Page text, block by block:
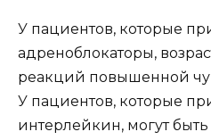
У пациентов, которые
адреноблокаторы,
реакций повышенной
У пациентов, которые
интерлейкин, могут